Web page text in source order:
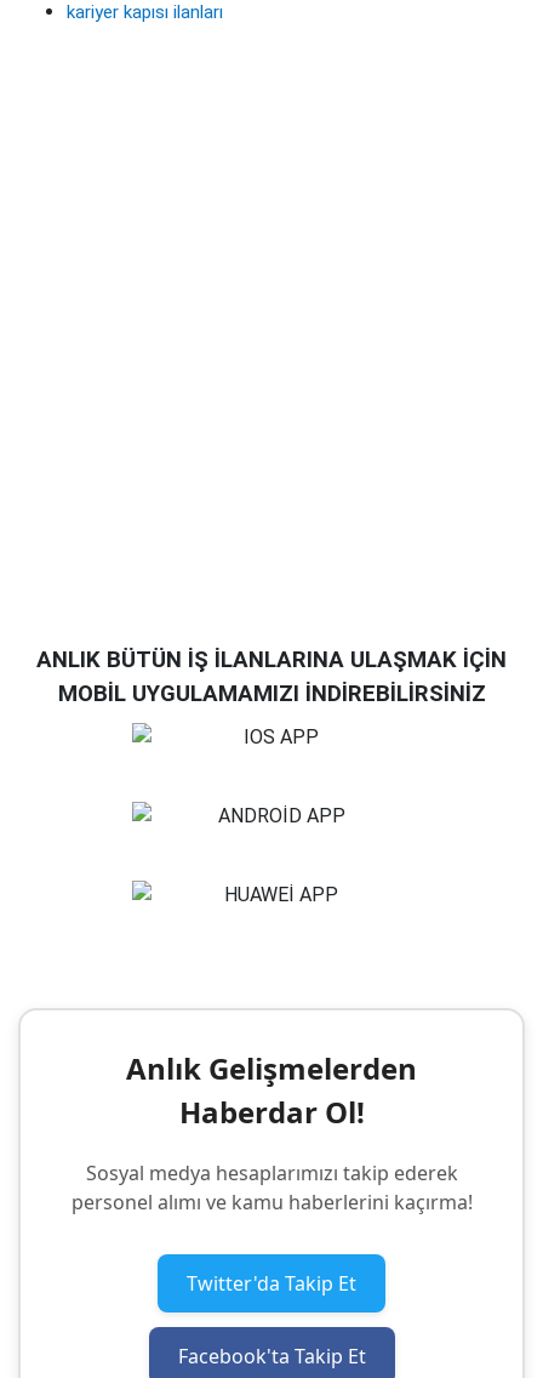
kariyer kapısı ilanları
ANLIK BÜTÜN İŞ İLANLARINA ULAŞMAK İÇİN
MOBİL UYGULAMAMIZI İNDİREBİLİRSİNİZ
Anlık Gelişmelerden
Haberdar Ol!
Sosyal medya hesaplarımızı takip ederek
personel alımı ve kamu haberlerini kaçırma!
Twitter'da Takip Et
Facebook'ta Takip Et